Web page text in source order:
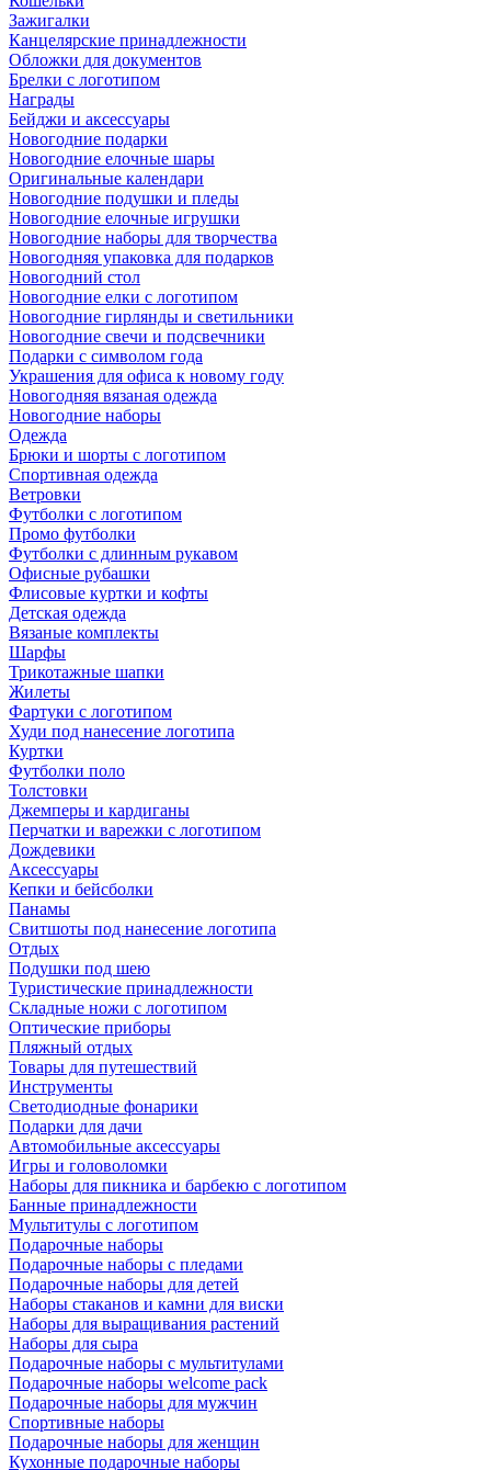
Зажигалки
Канцелярские принадлежности
Обложки для документов
Брелки с логотипом
Награды
Бейджи и аксессуары
Новогодние подарки
Новогодние елочные шары
Оригинальные календари
Новогодние подушки и пледы
Новогодние елочные игрушки
Новогодние наборы для творчества
Новогодняя упаковка для подарков
Новогодний стол
Новогодние елки с логотипом
Новогодние гирлянды и светильники
Новогодние свечи и подсвечники
Подарки с символом года
Украшения для офиса к новому году
Новогодняя вязаная одежда
Новогодние наборы
Одежда
Брюки и шорты с логотипом
Спортивная одежда
Ветровки
Футболки с логотипом
Промо футболки
Футболки с длинным рукавом
Офисные рубашки
Флисовые куртки и кофты
Детская одежда
Вязаные комплекты
Шарфы
Трикотажные шапки
Жилеты
Фартуки с логотипом
Худи под нанесение логотипа
Куртки
Футболки поло
Толстовки
Джемперы и кардиганы
Перчатки и варежки с логотипом
Дождевики
Аксессуары
Кепки и бейсболки
Панамы
Свитшоты под нанесение логотипа
Отдых
Подушки под шею
Туристические принадлежности
Складные ножи с логотипом
Оптические приборы
Пляжный отдых
Товары для путешествий
Инструменты
Светодиодные фонарики
Подарки для дачи
Автомобильные аксессуары
Игры и головоломки
Наборы для пикника и барбекю с логотипом
Банные принадлежности
Мультитулы с логотипом
Подарочные наборы
Подарочные наборы с пледами
Подарочные наборы для детей
Наборы стаканов и камни для виски
Наборы для выращивания растений
Наборы для сыра
Подарочные наборы с мультитулами
Подарочные наборы welcome pack
Подарочные наборы для мужчин
Спортивные наборы
Подарочные наборы для женщин
Кухонные подарочные наборы